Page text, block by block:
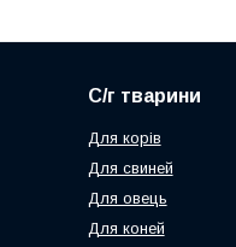
С/г тварини
Для корів
Для свиней
Для овець
Для коней